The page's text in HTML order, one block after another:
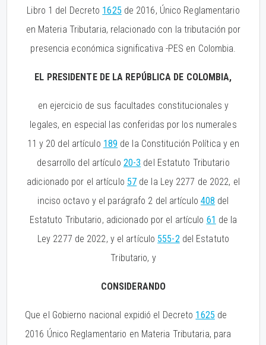
Libro 1 del Decreto 1625 de 2016, Único Reglamentario
en Materia Tributaria, relacionado con la tributación por
presencia económica significativa -PES en Colombia.
EL PRESIDENTE DE LA REPÚBLICA DE COLOMBIA,
en ejercicio de sus facultades constitucionales y
legales, en especial las conferidas por los numerales
11 y 20 del artículo 189 de la Constitución Política y en
desarrollo del artículo 20-3 del Estatuto Tributario
adicionado por el artículo 57 de la Ley 2277 de 2022, el
inciso octavo y el parágrafo 2 del artículo 408 del
Estatuto Tributario, adicionado por el artículo 61 de la
Ley 2277 de 2022, y el artículo 555-2del Estatuto
Tributario, y
CONSIDERANDO
Que el Gobierno nacional expidió el Decreto 1625 de
2016 Único Reglamentario en Materia Tributaria, para